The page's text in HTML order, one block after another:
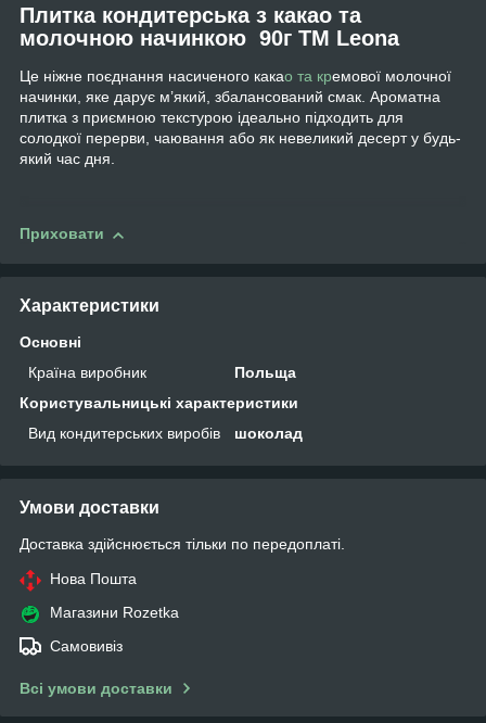
Плитка кондитерська з какао та
молочною начинкою 90г ТМ Leona
Це ніжне поєднання насиченого какао та кремової молочної
начинки, яке дарує м’який, збалансований смак. Ароматна
плитка з приємною текстурою ідеально підходить для
солодкої перерви, чаювання або як невеликий десерт у будь-
який час дня.
Приховати
Характеристики
Основні
Країна виробник
Польща
Користувальницькі характеристики
Вид кондитерських виробів
шоколад
Умови доставки
Доставка здійснюється тільки по передоплаті.
Нова Пошта
Магазини Rozetka
Самовивіз
Всі умови доставки